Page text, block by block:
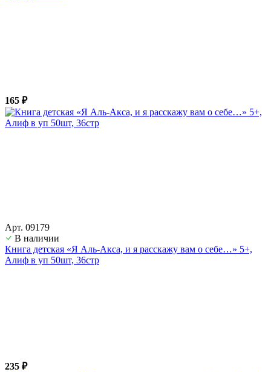
165 ₽
Арт. 09179
В наличии
Книга детская «Я Аль-Акса, и я расскажу вам о себе…» 5+,
Алиф в уп 50шт, 36стр
235 ₽